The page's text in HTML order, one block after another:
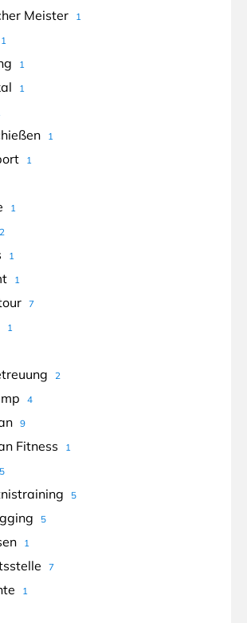
Meister 1
1
1
1
1
1
1
2
1
1
7
1
2
4
9
Fitness 1
5
5
5
1
7
1